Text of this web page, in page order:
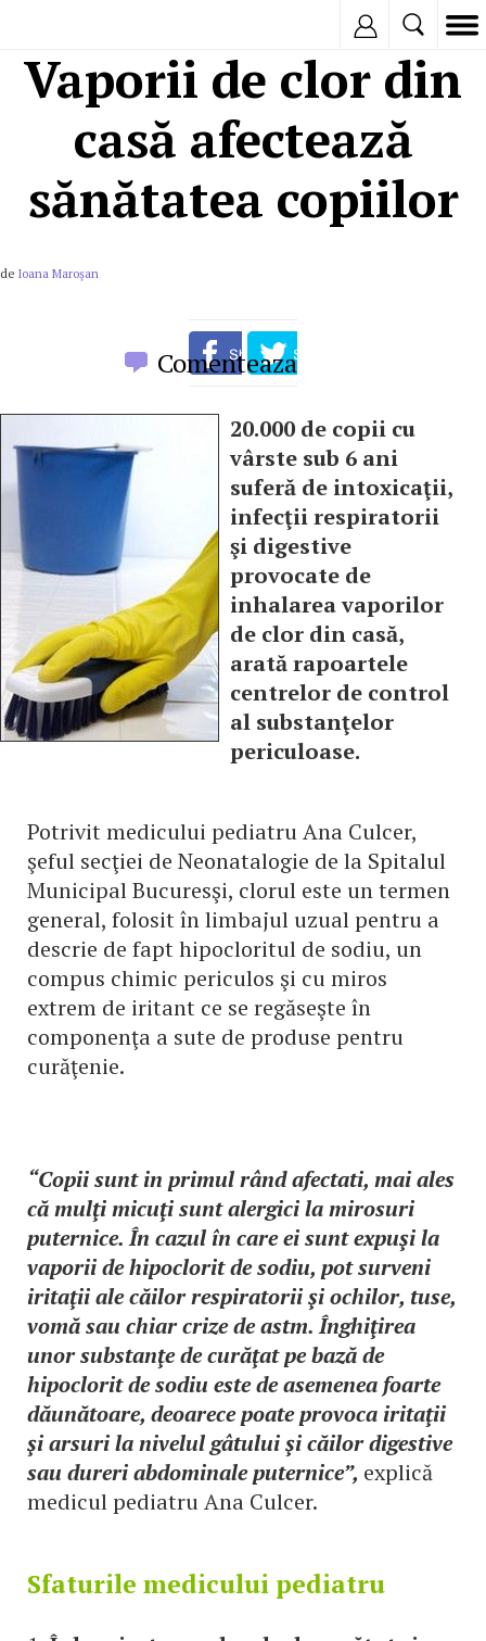
Vaporii de clor din
casă afectează
sănătatea copiilor
de Ioana Maroşan
Comenteaza
20.000 de copii cu
vârste sub 6 ani
suferă de intoxicaţii,
infecţii respiratorii
şi digestive
provocate de
inhalarea vaporilor
de clor din casă,
arată rapoartele
centrelor de control
al substanţelor
periculoase.
Potrivit medicului pediatru Ana Culcer,
şeful secţiei de Neonatalogie de la Spitalul
Municipal Bucuresşi, clorul este un termen
general, folosit în limbajul uzual pentru a
descrie de fapt hipocloritul de sodiu, un
compus chimic periculos şi cu miros
extrem de iritant ce se regăseşte în
componenţa a sute de produse pentru
curăţenie.
“Copii sunt in primul rând afectati, mai ales
că mulţi micuţi sunt alergici la mirosuri
puternice. În cazul în care ei sunt expuşi la
vaporii de hipoclorit de sodiu, pot surveni
iritaţii ale căilor respiratorii şi ochilor, tuse,
vomă sau chiar crize de astm. Înghiţirea
unor substanţe de curăţat pe bază de
hipoclorit de sodiu este de asemenea foarte
dăunătoare, deoarece poate provoca iritaţii
şi arsuri la nivelul gâtului şi căilor digestive
sau dureri abdominale puternice”, explică
medicul pediatru Ana Culcer.
Sfaturile medicului pediatru